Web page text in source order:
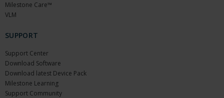
Milestone Care™
VLM
SUPPORT
Support Center
Download Software
Download latest Device Pack
Milestone Learning
Support Community